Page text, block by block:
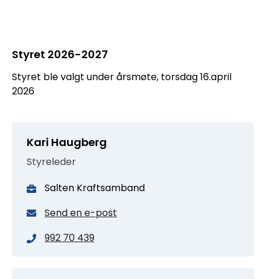
Styret 2026-2027
Styret ble valgt under årsmøte, torsdag 16.april
2026
Kari Haugberg
Styreleder
Salten Kraftsamband
Send en e-post
992 70 439